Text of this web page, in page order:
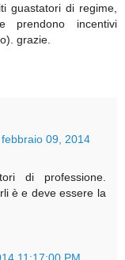
guastatori di regime,
prendono incentivi
grazie.
09, 2014
di professione.
è e deve essere la